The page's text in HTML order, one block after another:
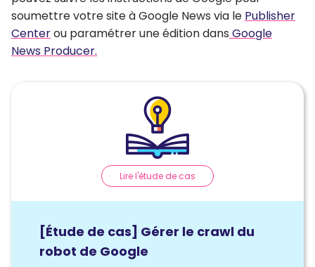
soumettre votre site à Google News via le Publisher
Centerou paramétrer une édition dans Google
News Producer.
[Étude de cas] Gérer le crawl du
robot de Google
Lire l'étude de cas